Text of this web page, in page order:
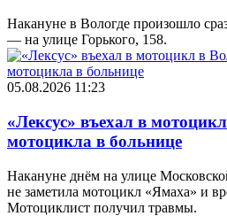
Накануне в Вологде произошло
— на улице Горького, 158.
05.08.2026 11:23
«Лексус» въехал в
мотоцикла в больнице
Накануне днём на улице
не заметила мотоцикл «Ямаха» и
Мотоциклист получил травмы.